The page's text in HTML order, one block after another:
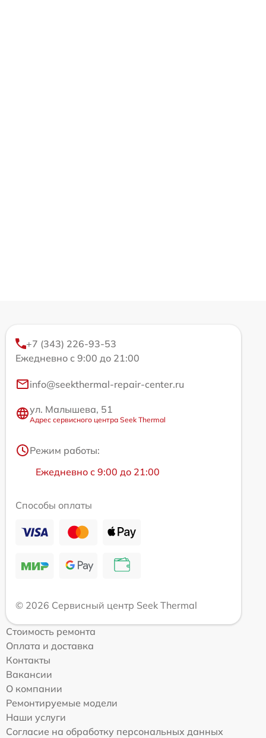
+7 (343) 226-93-53
Ежедневно с 9:00 до 21:00
info@seekthermal-repair-center.ru
ул. Малышева, 51
Адрес сервисного центра Seek Thermal
Режим работы:
Ежедневно с 9:00 до 21:00
Способы оплаты
© 2026 Сервисный центр Seek Thermal
Стоимость ремонта
Оплата и доставка
Контакты
Вакансии
О компании
Ремонтируемые модели
Наши услуги
Согласие на обработку персональных данных